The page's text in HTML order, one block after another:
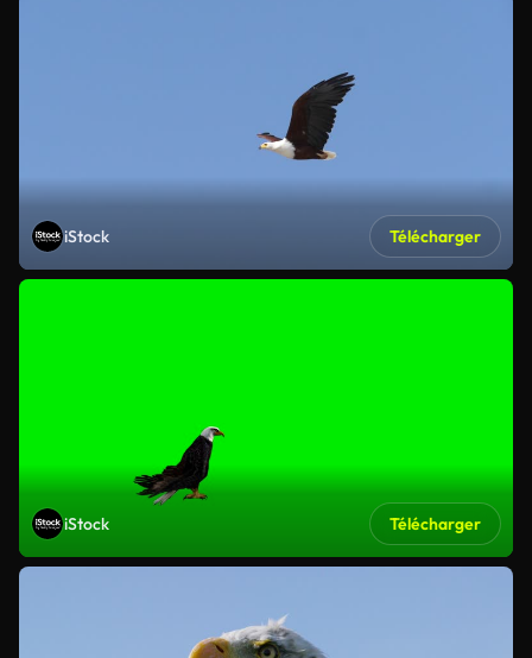
iStock Télécharger
iStock Télécharger